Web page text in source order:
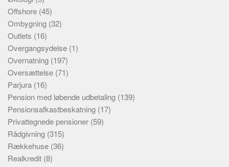
Offshore (45)
Ombygning (32)
Outlets (16)
Overgangsydelse (1)
Overnatning (197)
Oversættelse (71)
Parjura (16)
Pension med løbende udbetaling (139)
Pensionsafkastbeskatning (17)
Privattegnede pensioner (59)
Rådgivning (315)
Rækkehuse (36)
Realkredit (8)